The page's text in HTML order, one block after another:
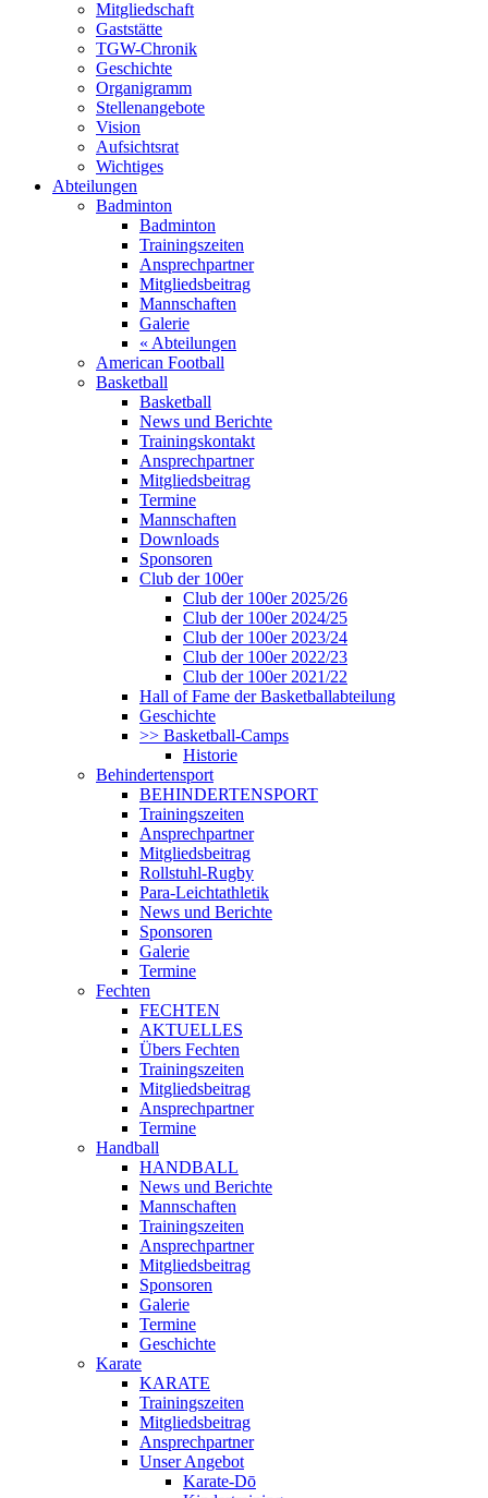
Mitgliedschaft
Gaststätte
TGW-Chronik
Geschichte
Organigramm
Stellenangebote
Vision
Aufsichtsrat
Wichtiges
Abteilungen
Badminton
Badminton
Trainingszeiten
Ansprechpartner
Mitgliedsbeitrag
Mannschaften
Galerie
« Abteilungen
American Football
Basketball
Basketball
News und Berichte
Trainingskontakt
Ansprechpartner
Mitgliedsbeitrag
Termine
Mannschaften
Downloads
Sponsoren
Club der 100er
Club der 100er 2025/26
Club der 100er 2024/25
Club der 100er 2023/24
Club der 100er 2022/23
Club der 100er 2021/22
Hall of Fame der Basketballabteilung
Geschichte
>> Basketball-Camps
Historie
Behindertensport
BEHINDERTENSPORT
Trainingszeiten
Ansprechpartner
Mitgliedsbeitrag
Rollstuhl-Rugby
Para-Leichtathletik
News und Berichte
Sponsoren
Galerie
Termine
Fechten
FECHTEN
AKTUELLES
Übers Fechten
Trainingszeiten
Mitgliedsbeitrag
Ansprechpartner
Termine
Handball
HANDBALL
News und Berichte
Mannschaften
Trainingszeiten
Ansprechpartner
Mitgliedsbeitrag
Sponsoren
Galerie
Termine
Geschichte
Karate
KARATE
Trainingszeiten
Mitgliedsbeitrag
Ansprechpartner
Unser Angebot
Karate-Dō